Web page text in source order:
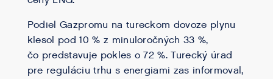
Podiel Gazpromu na tureckom dovoze plynu
klesol pod 10 % z minuloročných 33 %,
čo predstavuje pokles o 72 %. Turecký úrad
pre reguláciu trhu s energiami zas informoval,